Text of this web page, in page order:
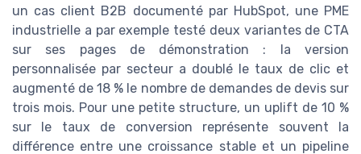
un cas client B2B documenté par HubSpot, une PME
industrielle a par exemple testé deux variantes de CTA
sur ses pages de démonstration : la version
personnalisée par secteur a doublé le taux de clic et
augmenté de 18 % le nombre de demandes de devis sur
trois mois. Pour une petite structure, un uplift de 10 %
sur le taux de conversion représente souvent la
différence entre une croissance stable et un pipeline